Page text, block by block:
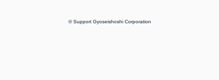
© Support Gyoseishoshi Corporation